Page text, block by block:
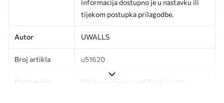
informacija dostupno je u nastavku ili
tijekom postupka prilagodbe.
Autor UWALLS
Broj artikla u51620
Proizvodnja
Slika se ispisuje u veličini koju ste